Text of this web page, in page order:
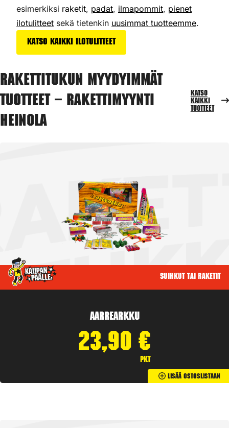
esimerkiksi raketit, padat, ilmapommit, pienet
ilotulitteet sekä tietenkin uusimmat tuotteemme.
Katso kaikki ilotulitteet
Rakettitukun myydyimmät
tuotteet – Rakettimyynti
Heinola
Katso
kaikki
tuotteet
Suihkut tai raketit
Aarrearkku
23,90 €
pkt
Lisää Ostoslistaan